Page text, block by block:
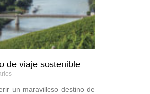
de viaje sostenible
un maravilloso destino de